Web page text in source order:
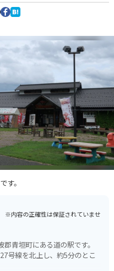
す。
※内容の正確性は保証されていませ
青垣町にある道の駅です。
号線を北上し、約5分のとこ